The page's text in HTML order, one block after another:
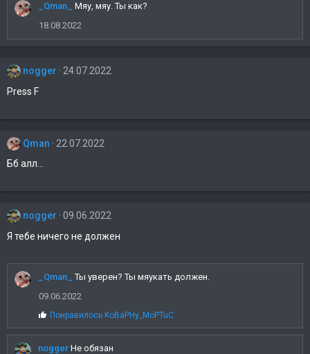
_Qman_
Мяу, мяу. Ты как?
18.08.2022
nogger
24.07.2022
Press F
Qman
22.07.2022
Бб алл...
nogger
09.06.2022
Я тебе ничего не должен
_Qman_
Ты уверен? Ты мяукать должен.
09.06.2022
С
и
м
п
Понравилось KoBaPHy_MoPTuC
nogger Не обязан